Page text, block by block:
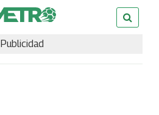
Publicidad